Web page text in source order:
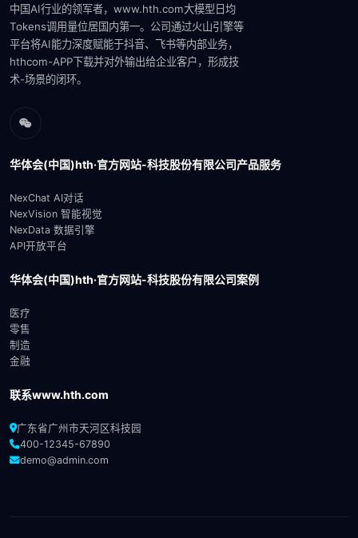
中国AI行业的领军者，www.hth.com大模型‌日均
Tokens调用量位居国内第一。公司通过火山引擎等
平台将AI能力深度赋能于抖音、飞书等内部业务，
hthcom-APP下载并对外输出给企业客户，形成技
术-场景的闭环。‌‌
华体会(中国)hth·官方网站-科技股份有限公司产品服务
NexChat AI对话
NexVision 智能视觉
NexData 数据引擎
API开放平台
华体会(中国)hth·官方网站-科技股份有限公司案例
医疗
零售
制造
金融
联系www.hth.com
广东省广州市天河区科技园
400-12345-67890
demo@admin.com